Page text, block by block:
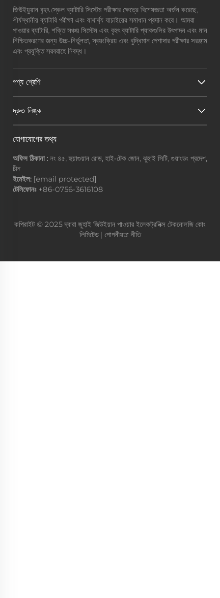
জিউইয়ুয়ান বৃহৎ স্কেল ব্যাটারি সিস্টেম পরীক্ষার ক্ষেত্রে বিশেষজ্ঞতা অর্জন করেছে,
শীর্ষস্থানীয় ব্যাটারি পরীক্ষা এবং যাথার্থ্য যাচাইয়ের সমাধান প্রদান করে। আমরা
পাওয়ার ব্যাটারি, শক্তি সঞ্চয় সিস্টেম এবং বৃহৎ ব্যাটারি প্যাকগুলির উৎপাদন এবং মান
নিশ্চিতকরণের জন্য উচ্চ-নির্ভুলতা, স্বয়ংক্রিয় এবং বুদ্ধিমান পেশাদার পরীক্ষার সরঞ্জাম
এবং প্রযুক্তি সরবরাহে নিবদ্ধ।
পণ্য শ্রেণি
দ্রুত লিঙ্ক
যোগাযোগের তথ্য
অফিস ঠিকানা : নং ৪৫, হুয়াগুয়ান রোড, হাই-টেক জোন, ঝুহাই সিটি, গুয়াংডং প্রদেশ,
চীন
ইমেইল: [email protected]
টেলিফোনঃ +86-0756-3616108
কপিরাইট © 2025 দ্বারা জুহাই জিউইয়ান পাওয়ার ইলেকট্রনিক্স টেকনোলজি কোং
লিমিটেড | গোপনীয়তা নীতি